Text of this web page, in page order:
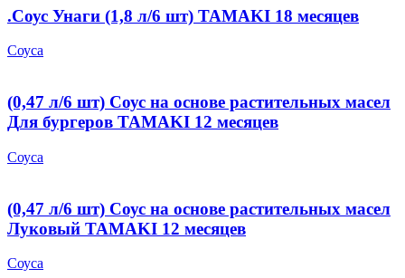
.Соус Унаги (1,8 л/6 шт) TAMAKI 18 месяцев
Соуса
(0,47 л/6 шт) Соус на основе растительных масел
Для бургеров TAMAKI 12 месяцев
Соуса
(0,47 л/6 шт) Соус на основе растительных масел
Луковый TAMAKI 12 месяцев
Соуса